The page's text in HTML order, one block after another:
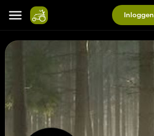
Inloggen